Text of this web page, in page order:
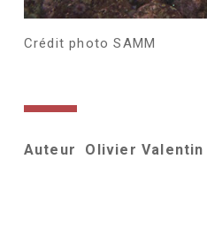
Crédit photo SAMM
Auteur Olivier Valentin